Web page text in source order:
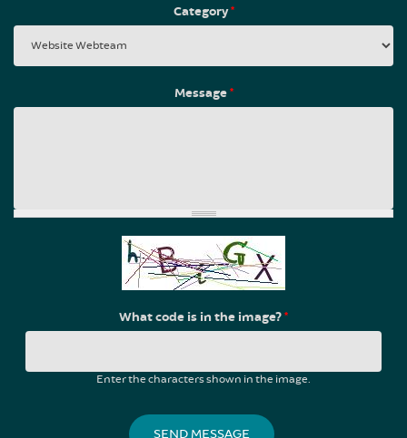
Category*
Message*
What code is in the image?*
Enter the characters shown in the image.